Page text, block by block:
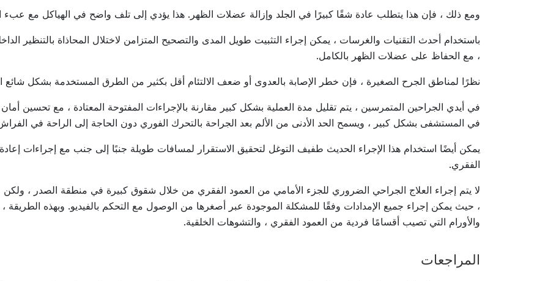
ومع ذلك ، فإن هذا يتطلب عادة شقًا كبيرًا في الجلد وإزالة عضلات الظهر. هذا يؤدي إلى تلف واضح في الهياكل مع عبء
باستخدام أحدث التقنيات والغرسات ، يمكن إجراء التثبيت طويل المدى والتصحيح المتزامن لاختلال المحاذاة
، مع الحفاظ على عضلات الظهر بالكامل.
نظرًا لمناطق الجرح الصغيرة ، فإن خطر الإصابة بالعدوى أو ضعف الالتئام أقل بكثير من الطرق المستخدمة بشكل شائع
في أيدي الجراحين المتمرسين ، يتم تقليل مدة العملية بشكل كبير مقارنة بالإجراءات المفتوحة المعتادة ، مع تحسين
في المستشفى بشكل كبير ، ويسمح الحد الأدنى من الألم بعد الجراحة بالتحرك الفوري دون الحاجة إلى الراحة في
يمكن أيضًا استخدام هذا الإجراء الحديث طفيف التوغل لتحقيق الاستقرار لمسافات طويلة جنبًا إلى جنب مع إجراءات
الفقري.
لا يتم إجراء العلاج الجراحي الضروري للجزء الأمامي من العمود الفقري من خلال شقوق كبيرة في منطقة الصدر ،
، حيث يمكن إجراء جميع الإمدادات وفقًا للمشكلة الموجودة عبر أصغرها من الوصول مع التحكم بالفيديو. وبهذه الطريقة ،
والأورام التي تصيب أقسامًا فردية من العمود الفقري ، والتشوهات الخلقية.
المراجعات